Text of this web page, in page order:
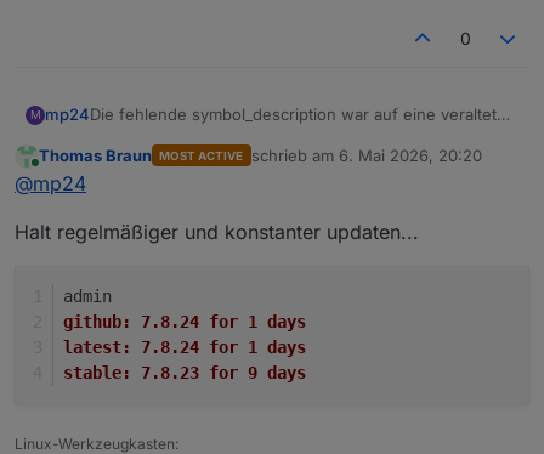
0
M mp24Die fehlende symbol_description war auf eine veraltete
werden die Datenpunkte gefüllt
Online
Thomas Braun MOST ACTIVE schrieb am 6. Mai 2026, 20:20
zuletzt editiert von
@mp24
Halt regelmäßiger und konstanter updaten...
admin
github:	7.8.24 for 1 days
latest:	7.8.24 for 1 days
stable:	7.8.23 for 9 days
Linux-Werkzeugkasten: